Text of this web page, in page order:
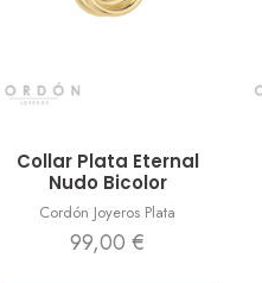
Collar Plata Eternal
Nudo Bicolor
Cordón Joyeros Plata
99,00€